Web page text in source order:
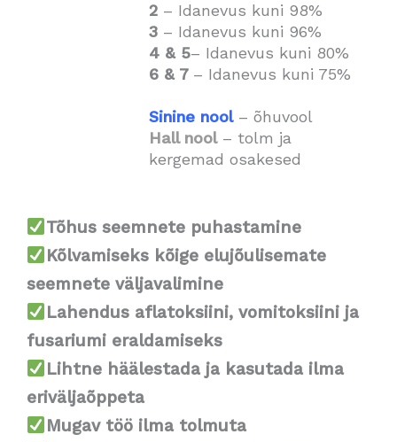
2 – Idanevus kuni 98%
3 – Idanevus kuni 96%
4 & 5– Idanevus kuni 80%
6 & 7 – Idanevus kuni 75%
Sinine nool– õhuvool
Hall nool– tolm ja
kergemad osakesed
Tõhus seemnete puhastamine
Kõlvamiseks kõige elujõulisemate
seemnete väljavalimine
Lahendus aflatoksiini, vomitoksiini ja
fusariumi eraldamiseks
Lihtne häälestada ja kasutada ilma
eriväljaõppeta
Mugav töö ilma tolmuta